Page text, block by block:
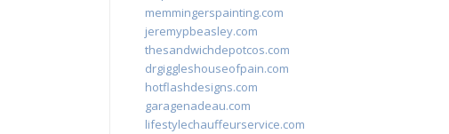
memmingerspainting.com
jeremypbeasley.com
thesandwichdepotcos.com
drgiggleshouseofpain.com
hotflashdesigns.com
garagenadeau.com
lifestylechauffeurservice.com